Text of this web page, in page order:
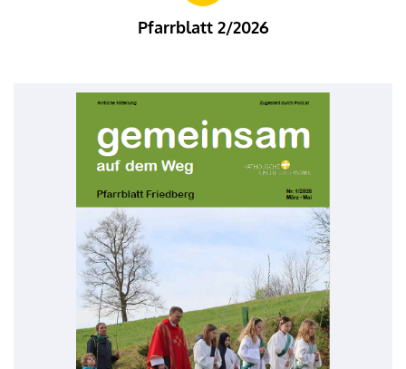
Pfarrblatt 2/2026